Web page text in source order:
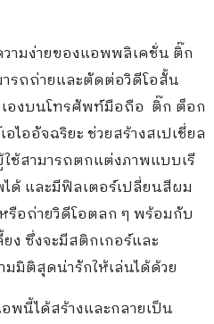
ามง่ายของแอพพลิเคชั่น ติ๊ก
รถถ่ายและตัดต่อวิดีโอสั้น
เองบนโทรศัพท์มือถือ ติ๊ก ต็อก
ออัจฉริยะ ช่วยสร้างสเปเชี่ยล
ช้สามารถตกแต่งภาพแบบเรี
ด้ และมีฟิลเตอร์เปลี่ยนสีผม
อถ่ายวิดีโอตลก ๆ พร้อมกับ
ง ซึ่งจะมีสติกเกอร์และ
มิติสุดน่ารักให้เล่นได้ด้วย
นี้ได้สร้างและกลายเป็น